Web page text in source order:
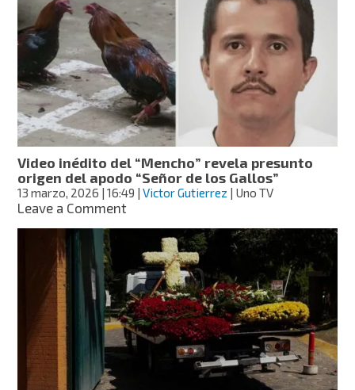
red
financiera
y
legal
del
CJNG
tras
muerte
del
“Mencho”,
revela
Harfuch
Video inédito del “Mencho” revela presunto
origen del apodo “Señor de los Gallos”
13 marzo, 2026 | 16:49 |Victor Gutierrez | Uno TV
Leave a Commenton
inédito
del
“Mencho”
revela
presunto
origen
del
apodo